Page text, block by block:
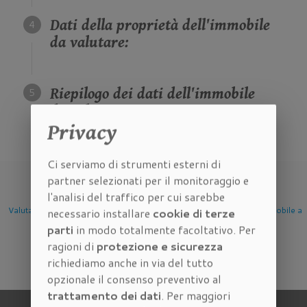
Dati della proprietà dell'immobile
da valutare:
Riepilogo dei dati dell'immobile
da valutare:
Valutazione Immobile a
Firenze
Valutazione Immobile a
Scandicci
Valutazione
Sesto
Privacy
Ci serviamo di strumenti esterni di
partner selezionati per il monitoraggio e
l'analisi del traffico per cui sarebbe
necessario installare cookie di terze
parti in modo totalmente facoltativo. Per
ragioni di protezione e sicurezza
richiediamo anche in via del tutto
opzionale il consenso preventivo al
trattamento dei dati. Per maggiori